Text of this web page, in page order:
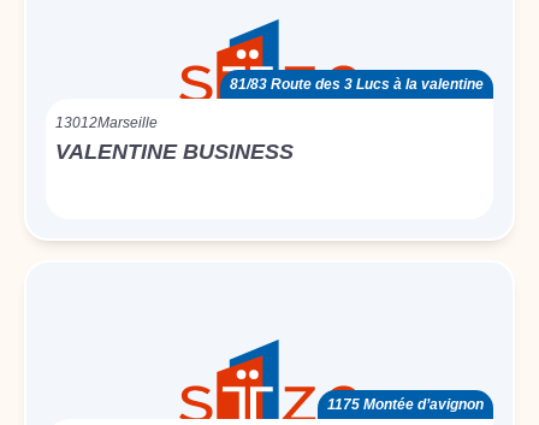
81/83 Route des 3 Lucs à la valentine
13012Marseille
VALENTINE BUSINESS
1175 Montée d’avignon